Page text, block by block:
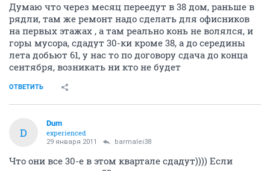
Думаю что через месяц переедут в 38 дом, раньше в
рядли, там же ремонт надо сделать для офисников
на первых этажах , а там реально конь не волялся, и
горы мусора, сдадут 30-ки кроме 38, а до середины
лета добьют 61, у нас то по договору сдача до конца
сентября, возникать ни кто не будет
ОТВЕТИТЬ
D
Dum
experienced
29 января 2011 barmalei38
Что они все 30-е в этом квартале сдадут)))) Если